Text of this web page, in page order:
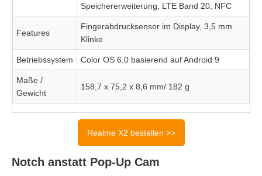
Speichererweiterung, LTE Band 20, NFC
Features
Fingerabdrucksensor im Display, 3,5 mm
Klinke
Betriebssystem Color OS 6.0 basierend auf Android 9
Maße /
Gewicht
158,7 x 75,2 x 8,6 mm/ 182 g
Realme X2 bestellen >>
Notch anstatt Pop-Up Cam